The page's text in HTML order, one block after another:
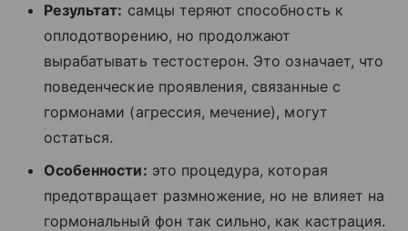
Результат: самцы теряют способность к
оплодотворению, но продолжают
вырабатывать тестостерон. Это означает, что
поведенческие проявления, связанные с
гормонами (агрессия, мечение), могут
остаться.
Особенности: это процедура, которая
предотвращает размножение, но не влияет на
гормональный фон так сильно, как кастрация.